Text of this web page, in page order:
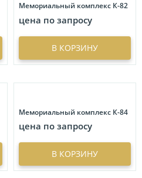
Мемориальный комплекс К-82
цена по запросу
В КОРЗИНУ
Мемориальный комплекс К-84
цена по запросу
В КОРЗИНУ